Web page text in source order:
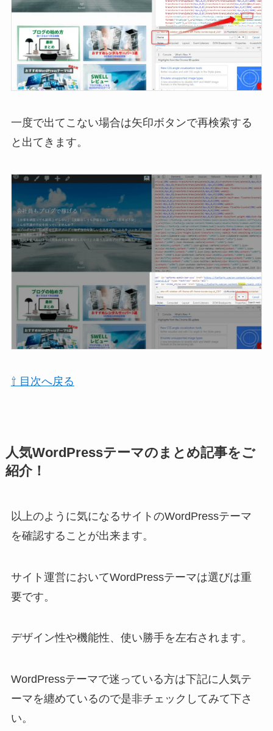
一度で出てこない場合は矢印ボタンで再検索する
と出てきます。
⇧ 目次へ戻る
人気WordPressテーマのまとめ記事をご
紹介！
以上のように気になるサイトのWordPressテーマ
を確認することが出来ます。
サイト運営においてWordPressテーマは選びは重
要です。
デザイン性や機能性、使い勝手を左右されます。
WordPressテーマで迷っている方は下記に人気テ
ーマを纏めているので是非チェックしてみて下さ
い。